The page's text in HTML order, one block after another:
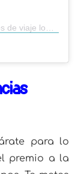
para lo
premio a la